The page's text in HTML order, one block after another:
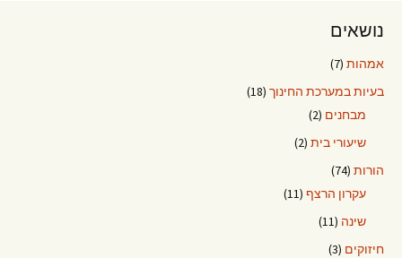
נושאים
אמהות (7)
בעיות במערכת החינוך (18)
מבחנים (2)
שיעורי בית (2)
הורות (74)
עקרון הרצף (11)
שינה (11)
חיזוקים (3)